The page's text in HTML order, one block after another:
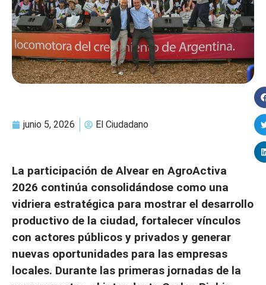
junio 5, 2026 El Ciudadano
La participación de Alvear en AgroActiva
2026 continúa consolidándose como una
vidriera estratégica para mostrar el desarrollo
productivo de la ciudad, fortalecer vínculos
con actores públicos y privados y generar
nuevas oportunidades para las empresas
locales. Durante las primeras jornadas de la